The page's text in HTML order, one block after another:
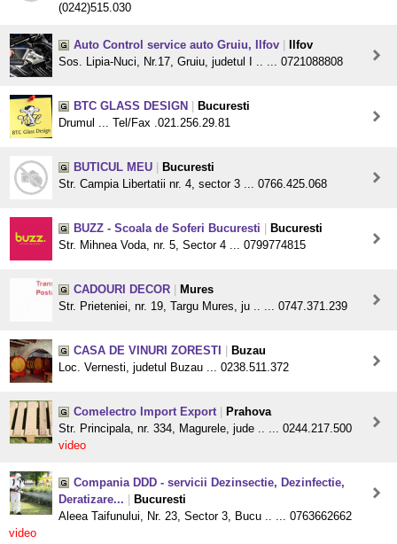
(0242)515.030
Auto Control service auto Gruiu, Ilfov
Ilfov
Sos. Lipia-Nuci, Nr.17, Gruiu, judetul I .. ... 0721088808
BTC GLASS DESIGN
Bucuresti
Drumul ... Tel/Fax .021.256.29.81
BUTICUL MEU
Bucuresti
Str. Campia Libertatii nr. 4, sector 3 ... 0766.425.068
BUZZ - Scoala de Soferi Bucuresti
Bucuresti
Str. Mihnea Voda, nr. 5, Sector 4 ... 0799774815
CADOURI DECOR
Mures
Str. Prieteniei, nr. 19, Targu Mures, ju .. ... 0747.371.239
CASA DE VINURI ZORESTI
Buzau
Loc. Vernesti, judetul Buzau ... 0238.511.372
Comelectro Import Export
Prahova
Str. Principala, nr. 334, Magurele, jude .. ... 0244.217.500
video
Compania DDD - servicii Dezinsectie, Dezinfectie,
Deratizare...
Bucuresti
Aleea Taifunului, Nr. 23, Sector 3, Bucu .. ... 0763662662
video